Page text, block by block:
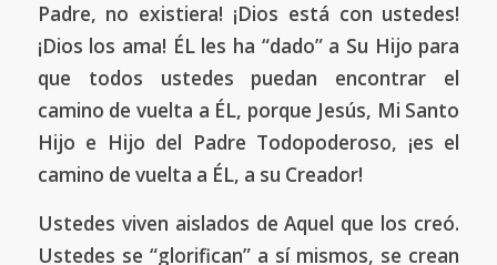
Padre, no existiera! ¡Dios está con ustedes!
¡Dios los ama! ÉL les ha “dado” a Su Hijo para
que todos ustedes puedan encontrar el
camino de vuelta a ÉL, porque Jesús, Mi Santo
Hijo e Hijo del Padre Todopoderoso, ¡es el
camino de vuelta a ÉL, a su Creador!
Ustedes viven aislados de Aquel que los creó.
Ustedes se “glorifican” a sí mismos, se crean